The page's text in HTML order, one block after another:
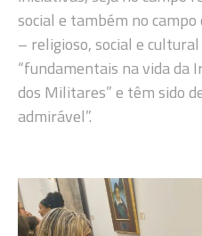
social e também no
– religioso, social e
“fundamentais na vida da
dos Militares” e têm sido
admirável”.